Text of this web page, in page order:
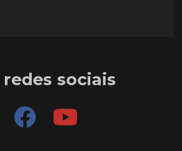
redes sociais